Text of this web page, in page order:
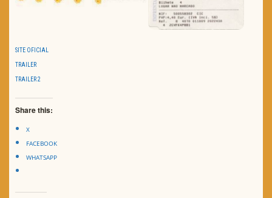
SITE OFICIAL
TRAILER
TRAILER 2
Share this:
X
FACEBOOK
WHATSAPP